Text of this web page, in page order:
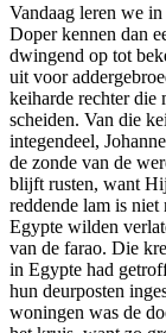
Vandaag leren we in
Doper kennen dan
dwingend op tot
uit voor
keiharde rechter die
scheiden. Van die
integendeel,
de zonde van de
blijft rusten, want
reddende lam is
Egypte wilden
van de farao. Die
in Egypte had
hun deurposten
woningen was de